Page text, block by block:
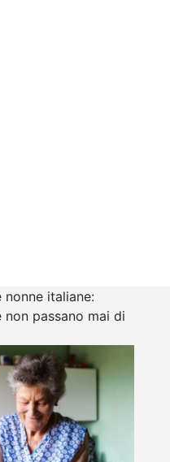
italiane:
passano mai di